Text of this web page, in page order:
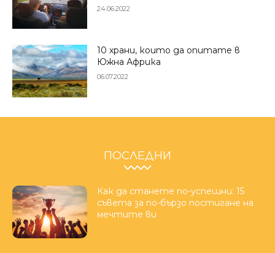
24.06.2022
10 храни, които да опитате в
Южна Африка
06.07.2022
ПОСЛЕДНИ
Как да станете по-успешни: 15
съвета за по-бързо постигане на
мечтите ви